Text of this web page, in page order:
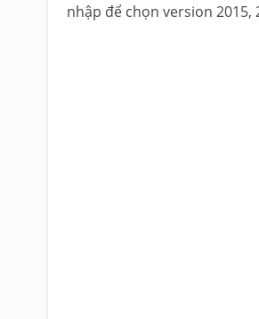
nhập để chọn version 2015,